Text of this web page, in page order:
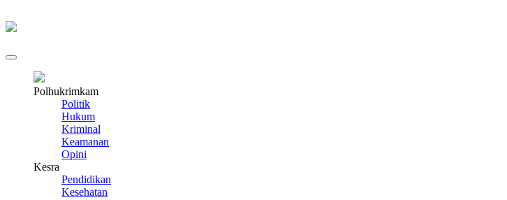
Polhukrimkam
Politik
Hukum
Kriminal
Keamanan
Opini
Kesra
Pendidikan
Kesehatan